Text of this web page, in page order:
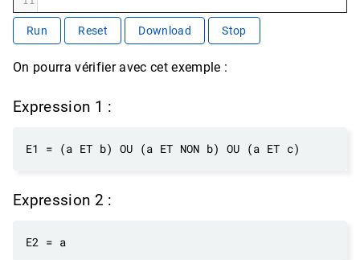
Run Reset Download Stop
On pourra vérifier avec cet exemple :
Expression 1 :
Expression 2 :
E2 = a